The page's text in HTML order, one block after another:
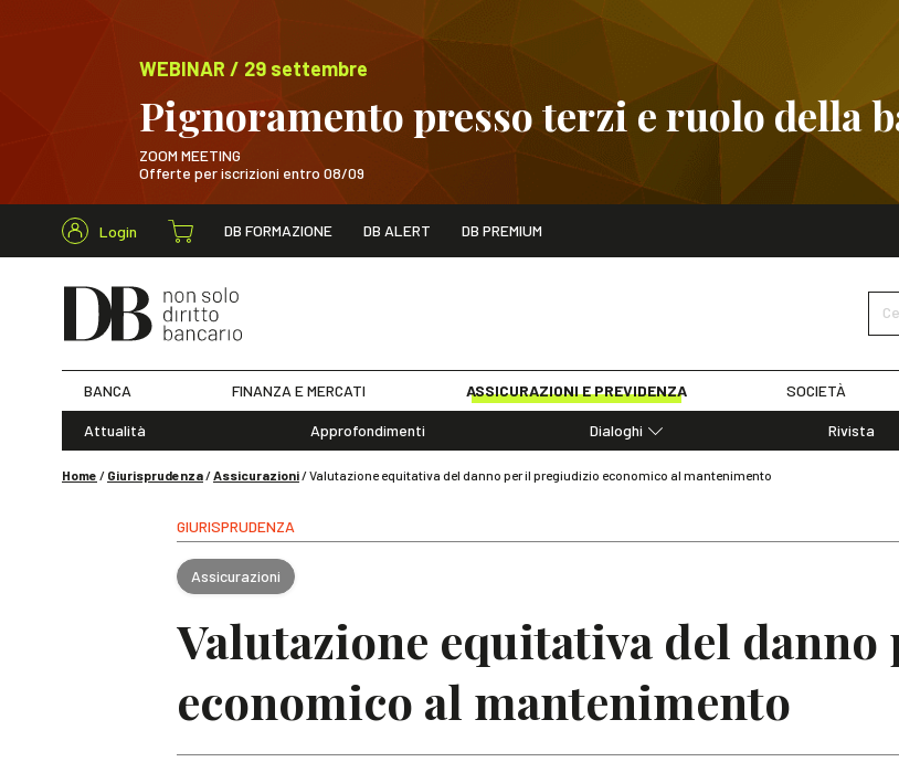
WEBINAR / 29 settembre
Pignoramento presso terzi e ruolo della
ZOOM MEETING
Offerte per iscrizioni entro 08/09
WEBINAR / 29 settembre
Login DB FORMAZIONE DB ALERT DB PREMIUM
Cerca nel sito
BANCA FINANZA E MERCATI ASSICURAZIONI E PREVIDENZA SOCIETÀ
Attualità Approfondimenti
Dialoghi
Rivista
Home / Giurisprudenza/Assicurazioni/Valutazione equitativa del danno per il pregiudizio economico al mantenimento
GIURISPRUDENZA
Assicurazioni
Valutazione equitativa del
economico al mantenimento